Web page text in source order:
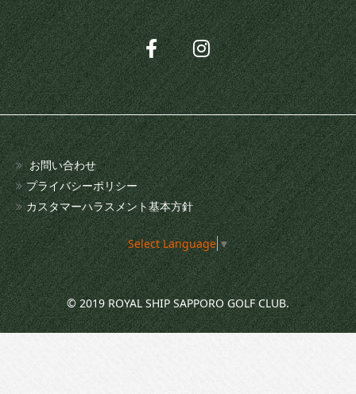
お問い合わせ
プライバシーポリシー
カスタマーハラスメント基本方針
Select Language▼
© 2019 ROYAL SHIP SAPPORO GOLF CLUB.